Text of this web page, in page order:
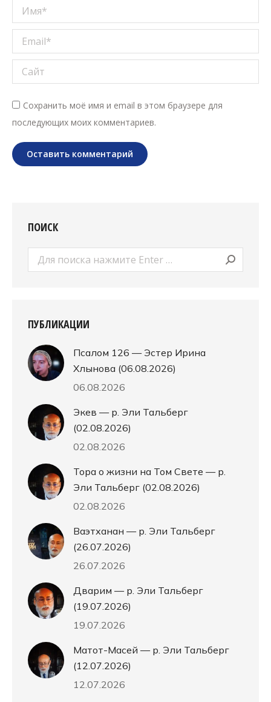
Имя *
Email *
Сайт
Сохранить моё имя и email в этом браузере для
последующих моих комментариев.
Оставить комментарий
ПОИСК
Поиск:
ПУБЛИКАЦИИ
Псалом 126 — Эстер Ирина
Хлынова (06.08.2026)
06.08.2026
Экев — р. Эли Тальберг
(02.08.2026)
02.08.2026
Тора о жизни на Том Свете — р.
Эли Тальберг (02.08.2026)
02.08.2026
Ваэтханан — р. Эли Тальберг
(26.07.2026)
26.07.2026
Дварим — р. Эли Тальберг
(19.07.2026)
19.07.2026
Матот-Масей — р. Эли Тальберг
(12.07.2026)
12.07.2026